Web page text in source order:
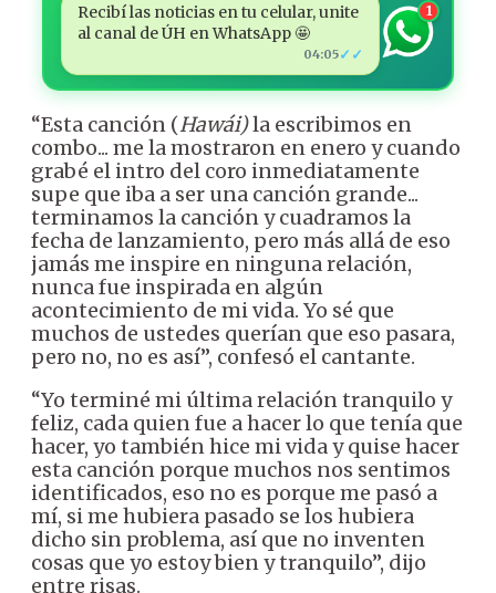
Recibí las noticias en tu celular, unite
al canal de ÚH en WhatsApp 🤩
04:05✓✓
1
“Esta canción (Hawái)la escribimos en
combo... me la mostraron en enero y cuando
grabé el intro del coro inmediatamente
supe que iba a ser una canción grande...
terminamos la canción y cuadramos la
fecha de lanzamiento, pero más allá de eso
jamás me inspire en ninguna relación,
nunca fue inspirada en algún
acontecimiento de mi vida. Yo sé que
muchos de ustedes querían que eso pasara,
pero no, no es así”, confesó el cantante.
“Yo terminé mi última relación tranquilo y
feliz, cada quien fue a hacer lo que tenía que
hacer, yo también hice mi vida y quise hacer
esta canción porque muchos nos sentimos
identificados, eso no es porque me pasó a
mí, si me hubiera pasado se los hubiera
dicho sin problema, así que no inventen
cosas que yo estoy bien y tranquilo”, dijo
entre risas.